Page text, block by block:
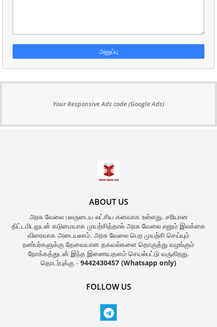
Your Responsive Ads code (Google Ads)
ABOUT US
அரசு வேலை பலருடைய லட்சிய கனவாக உள்ளது. சரியான
திட்டமிடலுடன் கடுமையாக முயற்சித்தால் அரசு வேலை எனும் இலக்கை
விரைவாக அடையலாம். அரசு வேலை பெற முயற்சி செய்யும்
நண்பர்களுக்கு தேவையான தகவல்களை தொகுத்து வழங்கும்
நோக்கத்துடன் இந்த இணையதளம் செயல்பட்டு வருகிறது.
தொடர்புக்கு - 9442430457 (Whatsapp only)
FOLLOW US